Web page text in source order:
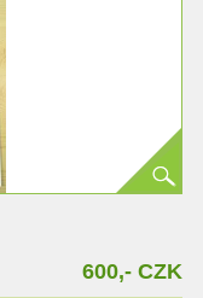
600,- CZK